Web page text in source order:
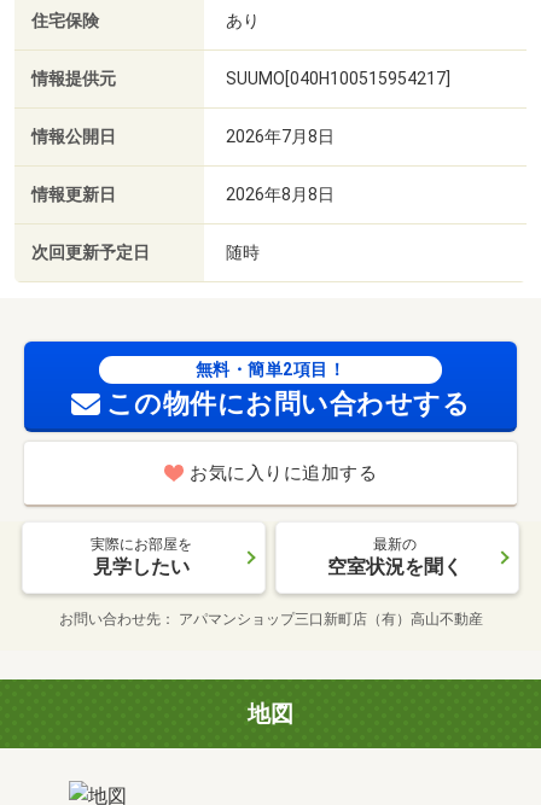
住宅保険 あり
情報提供元 SUUMO[040H100515954217]
情報公開日 2026年7月8日
情報更新日 2026年8月8日
次回更新予定日 随時
無料・簡単2項目！
この物件にお問い合わせする
お気に入りに追加する
実際にお部屋を
見学したい
最新の
空室状況を聞く
お問い合わせ先 アパマンショップ三口新町店（有）高山不動産
地図